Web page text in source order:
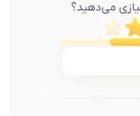
می‌دهید؟